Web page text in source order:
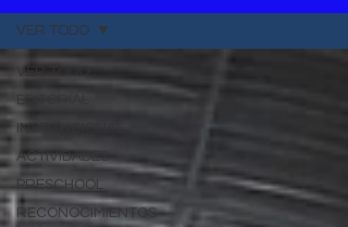
VER TODO
INSTITUCIONAL
ACTIVIDADES
PRESCHOOL
RECONOCIMIENTOS
VER TODO